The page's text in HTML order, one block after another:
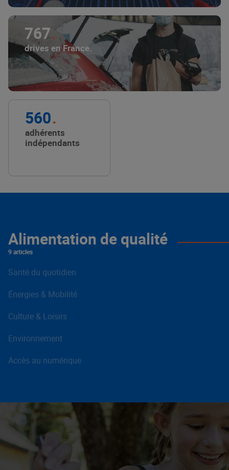
767
drives en France.
560
adhérents
indépendants
Alimentation de qualité
9 articles
Santé du quotidien
Énergies & Mobilité
Culture & Loisirs
Environnement
Accès au numérique